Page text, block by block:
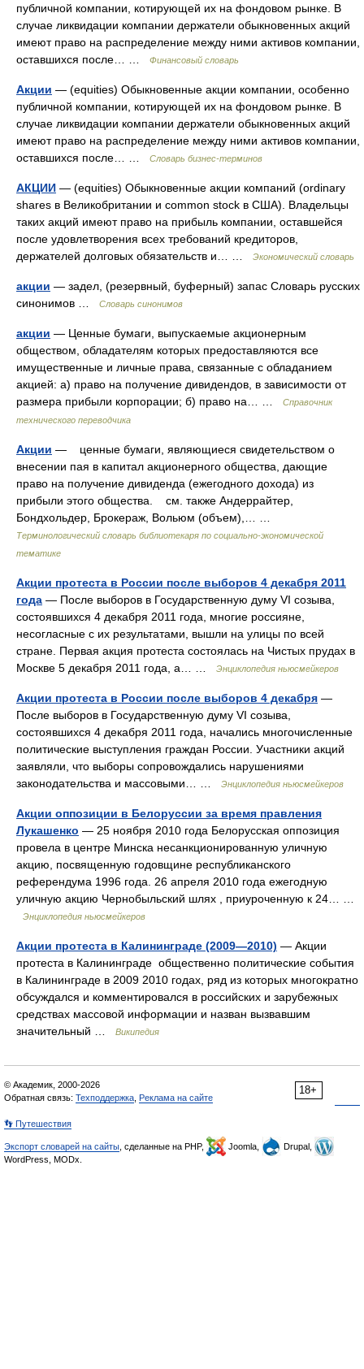
публичной компании, котирующей их на фондовом рынке. В
случае ликвидации компании держатели обыкновенных акций
имеют право на распределение между ними активов компании,
оставшихся после… …
Финансовый словарь
Акции — (equities) Обыкновенные акции компании, особенно
публичной компании, котирующей их на фондовом рынке. В
случае ликвидации компании держатели обыкновенных акций
имеют право на распределение между ними активов компании,
оставшихся после… …
Словарь бизнес-терминов
АКЦИИ — (equities) Обыкновенные акции компаний (ordinary
shares в Великобритании и common stock в США). Владельцы
таких акций имеют право на прибыль компании, оставшейся
после удовлетворения всех требований кредиторов,
держателей долговых обязательств и… …
Экономический словарь
акции — задел, (резервный, буферный) запас Словарь русских
синонимов …
Словарь синонимов
акции — Ценные бумаги, выпускаемые акционерным
обществом, обладателям которых предоставляются все
имущественные и личные права, связанные с обладанием
акцией: а) право на получение дивидендов, в зависимости от
размера прибыли корпорации; б) право на… …
Справочник
технического переводчика
Акции — ценные бумаги, являющиеся свидетельством о
внесении пая в капитал акционерного общества, дающие
право на получение дивиденда (ежегодного дохода) из
прибыли этого общества. см. также Андеррайтер,
Бондхольдер, Брокераж, Вольюм (объем),… …
Терминологический словарь библиотекаря по социально-экономической
тематике
Акции протеста в России после выборов 4 декабря 2011
года — После выборов в Государственную думу VI созыва,
состоявшихся 4 декабря 2011 года, многие россияне,
несогласные с их результатами, вышли на улицы по всей
стране. Первая акция протеста состоялась на Чистых прудах в
Москве 5 декабря 2011 года, а… …
Энциклопедия ньюсмейкеров
Акции протеста в России после выборов 4 декабря —
После выборов в Государственную думу VI созыва,
состоявшихся 4 декабря 2011 года, начались многочисленные
политические выступления граждан России. Участники акций
заявляли, что выборы сопровождались нарушениями
законодательства и массовыми… …
Энциклопедия ньюсмейкеров
Акции оппозиции в Белоруссии за время правления
Лукашенко — 25 ноября 2010 года Белорусская оппозиция
провела в центре Минска несанкционированную уличную
акцию, посвященную годовщине республиканского
референдума 1996 года. 26 апреля 2010 года ежегодную
уличную акцию Чернобыльский шлях , приуроченную к 24… …
Энциклопедия ньюсмейкеров
Акции протеста в Калининграде (2009—2010) — Акции
протеста в Калининграде общественно политические события
в Калининграде в 2009 2010 годах, ряд из которых многократно
обсуждался и комментировался в российских и зарубежных
средствах массовой информации и назван вызвавшим
значительный …
Википедия
18+
© Академик, 2000-2026
Обратная связь: Техподдержка Реклама на сайте
👣 Путешествия
Экспорт словарей на сайты , сделанные на PHP, Joomla,
Drupal,
WordPress, MODx.